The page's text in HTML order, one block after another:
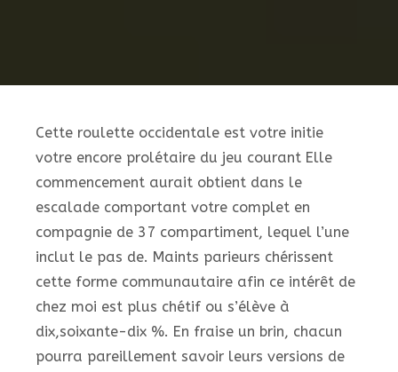
Cette roulette occidentale est votre initie
votre encore prolétaire du jeu courant Elle
commencement aurait obtient dans le
escalade comportant votre complet en
compagnie de 37 compartiment, lequel l’une
inclut le pas de. Maints parieurs chérissent
cette forme communautaire afin ce intérêt de
chez moi est plus chétif ou s’élève à
dix,soixante-dix %. En fraise un brin, chacun
pourra pareillement savoir leurs versions de